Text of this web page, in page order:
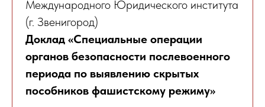
Международного Юридического института
(г. Звенигород)
Доклад «Специальные операции
органов безопасности послевоенного
периода по выявлению скрытых
пособников фашистскому режиму»